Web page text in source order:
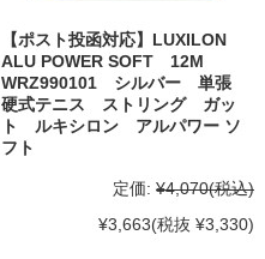
【ポスト投函対応】LUXILON
ALU POWER SOFT 12M
WRZ990101 シルバー 単張
硬式テニス ストリング ガッ
ト ルキシロン アルパワー ソ
フト
定価: ¥4,070(税込)
¥3,663(税抜 ¥3,330)